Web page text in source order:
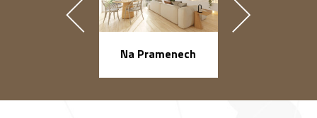
Na Pramenech